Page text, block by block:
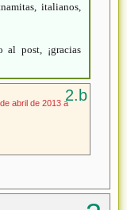
italianos,
al post, ¡gracias
abril de 2013 a